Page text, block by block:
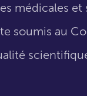
médicales
soumis au